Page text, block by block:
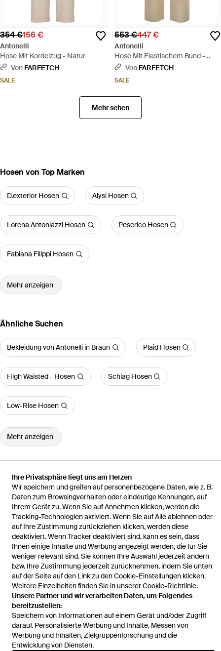
Ihre Privatsphäre liegt uns am Herzen
Wir speichern und greifen auf personenbezogene Daten, wie z. B.
Daten zum Browsingverhalten oder eindeutige Kennungen, auf
Ihrem Gerät zu. Wenn Sie auf Annehmen klicken, werden die
Tracking-Technologien aktiviert. Wenn Sie auf Alle ablehnen oder
auf Ihre Zustimmung zurückziehen klicken, werden diese
deaktiviert. Wenn Tracker deaktiviert sind, kann es sein, dass
Ihnen einige Inhalte und Werbung angezeigt werden, die für Sie
weniger relevant sind. Sie können Ihre Auswahl jederzeit ändern
bzw. Ihre Zustimmung jederzeit zurücknehmen, indem Sie unten
auf der Seite auf den Link zu den Cookie-Einstellungen klicken.
Weitere Einzelheiten finden Sie in unsererCookie-Richtlinie.
Unsere Partner und wir verarbeiten Daten, um Folgendes
bereitzustellen:
Speichern von Informationen auf einem Gerät und/oder Zugriff
darauf. Personalisierte Werbung und Inhalte, Messen von
Werbung und Inhalten, Zielgruppenforschung und die
Entwicklung von Diensten.
354 €156 €
Antonelli
Hose Mit Kordelzug - Natur
Von FARFETCH
SALE
553 €447 €
Antonelli
Hose Mit Elastischem Bund -
Natur
Von FARFETCH
SALE
Mehr sehen
Hosen von Top Marken
D.exterior Hosen Alysi Hosen
Lorena Antoniazzi Hosen Peserico Hosen
Fabiana Filippi Hosen
Mehr anzeigen
Ähnliche Suchen
Bekleidung von Antonelli in Braun Plaid Hosen
High Waisted - Hosen Schlag Hosen
Low-Rise Hosen
Mehr anzeigen
Startseite Damen Hosen Antonelli Hosen Hose Mit Weitem Bein
Hilfe und Informationen